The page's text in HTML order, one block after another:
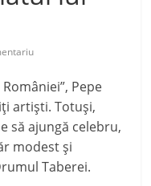
Pepe
artiști. Totuși,
să ajungă celebru,
modest și
Taberei.